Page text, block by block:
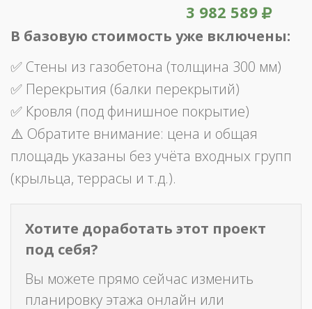
3 982 589
В базовую стоимость уже включены:
✅ Стены из газобетона (толщина 300 мм)
✅ Перекрытия (балки перекрытий)
✅ Кровля (под финишное покрытие)
⚠️ Обратите внимание: цена и общая
площадь указаны без учёта входных групп
(крыльца, террасы и т.д.).
Хотите доработать этот проект
под себя?
Вы можете прямо сейчас изменить
планировку этажа онлайн или